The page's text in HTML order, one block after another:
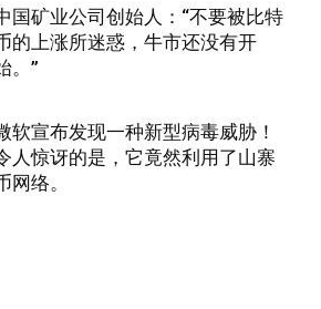
国矿业公司创始人：“不要被比特
的上涨所迷惑，牛市还没有开
。”
软宣布发现一种新型病毒威胁！
人惊讶的是，它竟然利用了山寨
网络。